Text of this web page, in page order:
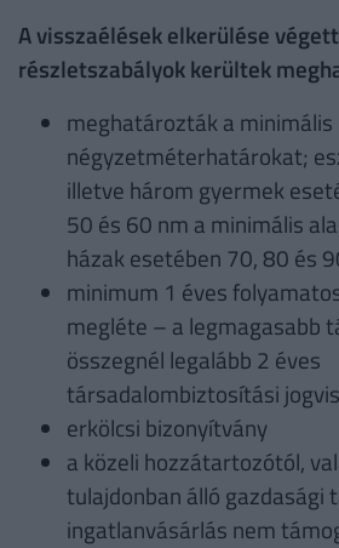
A visszaélések elkerülése
részletszabályok kerültek
meghatározták a minimális
négyzetméterhatárokat;
illetve három gyermek
50 és 60 nm a minimális
házak esetében 70, 80 és
minimum 1 éves
megléte – a legmagasabb
összegnél legalább 2 éves
társadalombiztosítási
erkölcsi bizonyítvány
a közeli hozzátartozótól,
tulajdonban álló
ingatlanvásárlás nem